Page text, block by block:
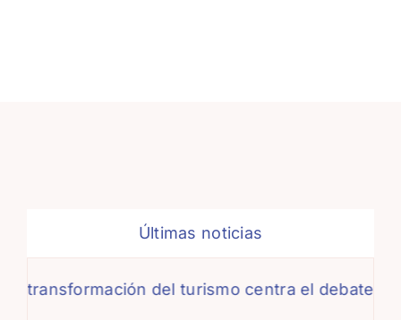
Últimas noticias
del turismo centra el debate de la